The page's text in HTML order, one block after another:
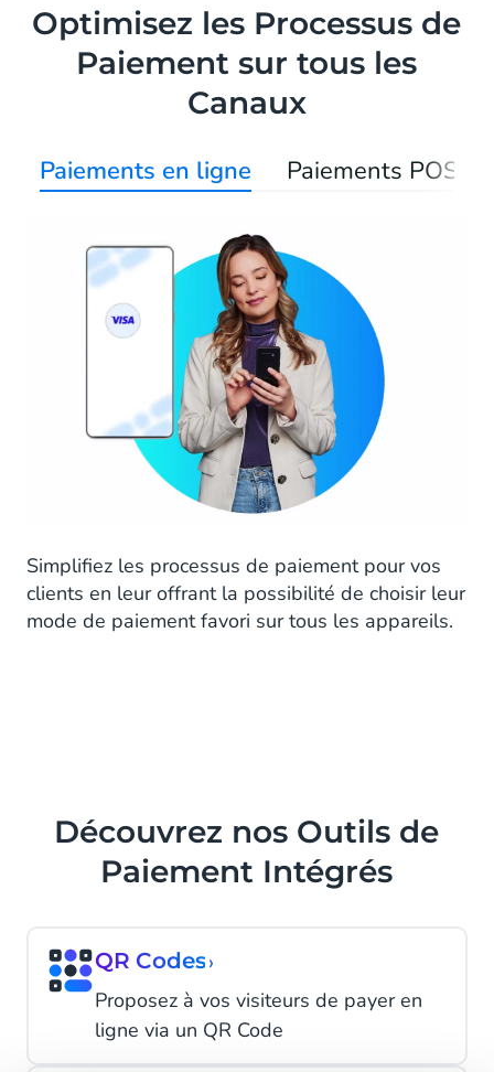
Optimisez les Processus de
Paiement sur tous les
Canaux
Paiements en ligne Paiements POS
Simplifiez les processus de paiement pour vos
clients en leur offrant la possibilité de choisir leur
mode de paiement favori sur tous les appareils.
Découvrez nos Outils de
Paiement Intégrés
QR Codes›
Proposez à vos visiteurs de payer en
ligne via un QR Code